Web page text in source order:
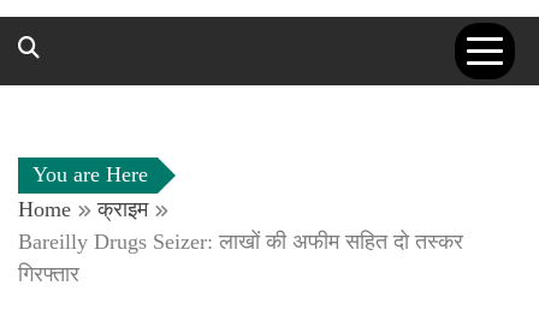
You are Here
Home
क्राइम
Bareilly Drugs Seizer: लाखों की अफीम सहित दो तस्कर
गिरफ्तार